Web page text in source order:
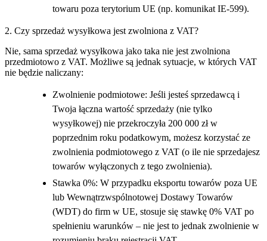
towaru poza terytorium UE (np. komunikat IE-599).
2. Czy sprzedaż wysyłkowa jest zwolniona z VAT?
Nie, sama sprzedaż wysyłkowa jako taka nie jest zwolniona
przedmiotowo z VAT. Możliwe są jednak sytuacje, w których VAT
nie będzie naliczany:
Zwolnienie podmiotowe: Jeśli jesteś sprzedawcą i
Twoja łączna wartość sprzedaży (nie tylko
wysyłkowej) nie przekroczyła 200 000 zł w
poprzednim roku podatkowym, możesz korzystać ze
zwolnienia podmiotowego z VAT (o ile nie sprzedajesz
towarów wyłączonych z tego zwolnienia).
Stawka 0%: W przypadku eksportu towarów poza UE
lub Wewnątrzwspólnotowej Dostawy Towarów
(WDT) do firm w UE, stosuje się stawkę 0% VAT po
spełnieniu warunków – nie jest to jednak zwolnienie w